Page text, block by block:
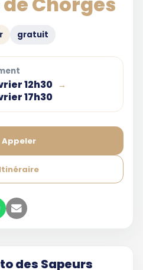
gratuit
12h30 →
17h30
Appeler
Itinéraire
des Sapeurs